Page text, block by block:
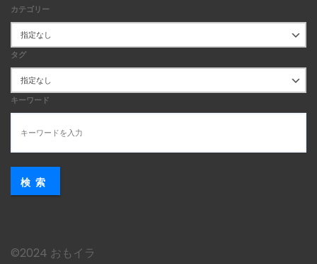
カテゴリー
タグ
キーワード
検索
©︎2024 おもイラ